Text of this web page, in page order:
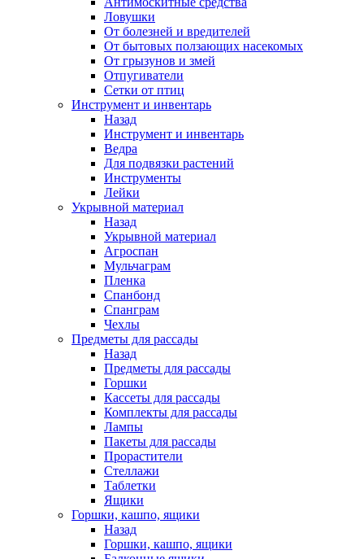
Ловушки
От болезней и вредителей
От бытовых ползающих насекомых
От грызунов и змей
Отпугиватели
Сетки от птиц
Инструмент и инвентарь
Назад
Инструмент и инвентарь
Ведра
Для подвязки растений
Инструменты
Лейки
Укрывной материал
Назад
Укрывной материал
Агроспан
Мульчаграм
Пленка
Спанбонд
Спанграм
Чехлы
Предметы для рассады
Назад
Предметы для рассады
Горшки
Кассеты для рассады
Комплекты для рассады
Лампы
Пакеты для рассады
Прорастители
Стеллажи
Таблетки
Ящики
Горшки, кашпо, ящики
Назад
Горшки, кашпо, ящики